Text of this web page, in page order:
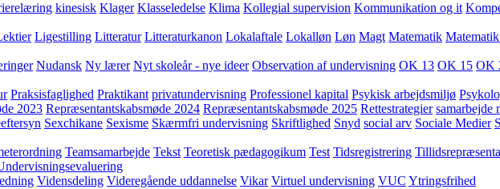
kinesisk Klager Klasseledelse Klima Kollegial supervision Kommunikation og it
Ligestilling Litteratur Litteraturkanon Lokalaftale Lokalløn Løn Magt Matematik
Nudansk Ny lærer Nyt skoleår - nye ideer Observation af undervisning OK 13 OK 15 OK
Praksisfaglighed Praktikant privatundervisning Professionel kapital Psykisk arbejdsmiljø
2023 Repræsentantskabsmøde 2024 Repræsentantskabsmøde 2025 Rettestrategier samarbejde
Sexchikane Sexisme Skærmfri undervisning Skriftlighed Snyd social arv Sociale Medier
Teamsamarbejde Tekst Teoretisk pædagogikum Test Tidsregistrering
Vidensdeling Videregående uddannelse Vikar Virtuel undervisning VUC Ytringsfrihed